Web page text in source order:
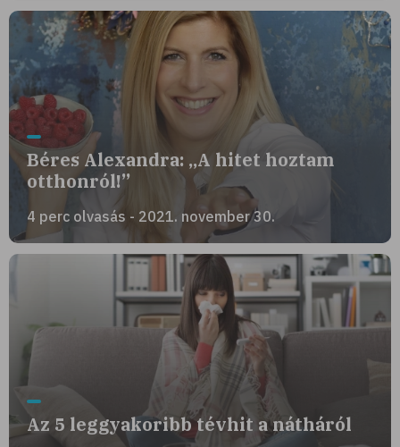
Béres Alexandra: „A hitet hoztam
otthonról!”
4 perc olvasás - 2021. november 30.
Az 5 leggyakoribb tévhit a nátháról